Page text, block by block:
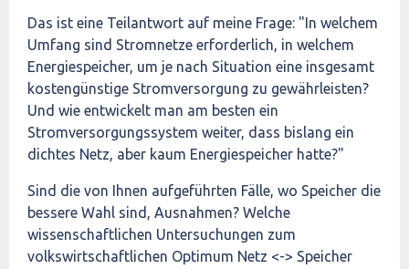
Das ist eine Teilantwort auf meine Frage: "In welchem
Umfang sind Stromnetze erforderlich, in welchem
Energiespeicher, um je nach Situation eine insgesamt
kostengünstige Stromversorgung zu gewährleisten?
Und wie entwickelt man am besten ein
Stromversorgungssystem weiter, dass bislang ein
dichtes Netz, aber kaum Energiespeicher hatte?"
Sind die von Ihnen aufgeführten Fälle, wo Speicher die
bessere Wahl sind, Ausnahmen? Welche
wissenschaftlichen Untersuchungen zum
volkswirtschaftlichen Optimum Netz <-> Speicher